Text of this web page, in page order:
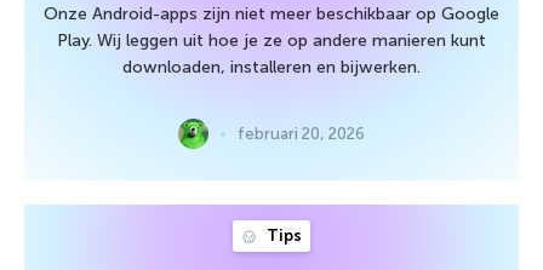
Onze Android-apps zijn niet meer beschikbaar op Google
Play. Wij leggen uit hoe je ze op andere manieren kunt
downloaden, installeren en bijwerken.
februari 20, 2026
Tips